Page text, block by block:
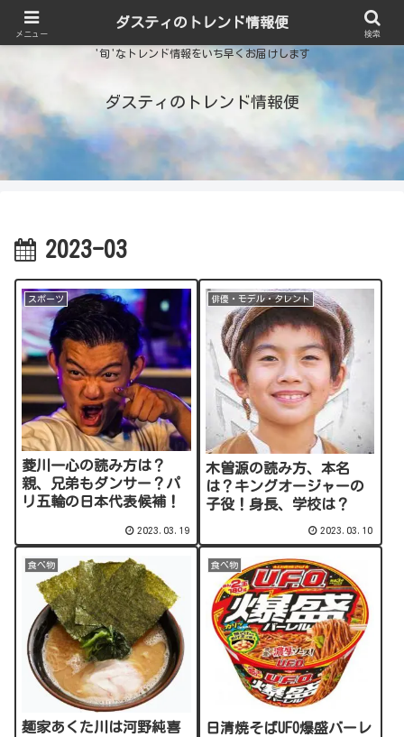
'旬'なトレンド情報をいち早くお届けします
ダスティのトレンド情報便
2023-03
スポーツ
菱川一心の読み方は？
親、兄弟もダンサー？パ
リ五輪の日本代表候補！
2023.03.19
俳優・モデル・タレント
木曽源の読み方、本名
は？キングオージャーの
子役！身長、学校は？
2023.03.10
食べ物
麺家あくた川は河野純喜
食べ物
日清焼そばUFO爆盛バーレ
メニュー
ダスティのトレンド情報便
検索